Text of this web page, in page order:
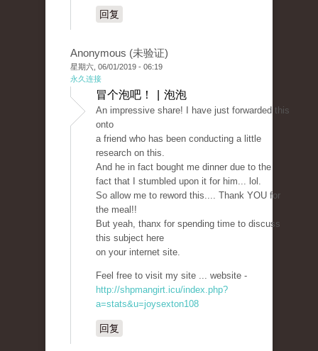
回复
Anonymous (未验证)
星期六, 06/01/2019 - 06:19
永久连接
冒个泡吧！ | 泡泡
An impressive share! I have just forwarded this
onto
a friend who has been conducting a little
research on this.
And he in fact bought me dinner due to the
fact that I stumbled upon it for him... lol.
So allow me to reword this.... Thank YOU for
the meal!!
But yeah, thanx for spending time to discuss
this subject here
on your internet site.
Feel free to visit my site ... website -
http://shpmangirt.icu/index.php?
a=stats&u=joysexton108
回复